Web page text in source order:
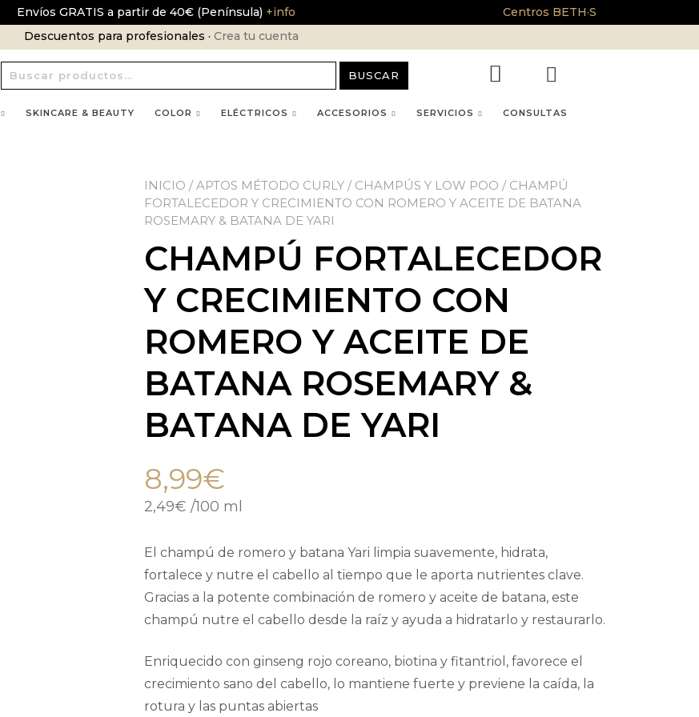
Envíos GRATIS a partir de 40€ (Península) +info
Centros BETH·S
Descuentos para profesionales · Crea tu cuenta
Buscar
por:
BUSCAR
SKINCARE & BEAUTY COLOR ELÉCTRICOS ACCESORIOS SERVICIOS CONSULTAS
INICIO /APTOS MÉTODO CURLY / CHAMPÚS Y LOW POO / CHAMPÚ
FORTALECEDOR Y CRECIMIENTO CON ROMERO Y ACEITE DE BATANA
ROSEMARY & BATANA DE YARI
CHAMPÚ FORTALECEDOR
Y CRECIMIENTO CON
ROMERO Y ACEITE DE
BATANA ROSEMARY &
BATANA DE YARI
8,99€
2,49€ /100 ml
El champú de romero y batana Yari limpia suavemente, hidrata,
fortalece y nutre el cabello al tiempo que le aporta nutrientes clave.
Gracias a la potente combinación de romero y aceite de batana, este
champú nutre el cabello desde la raíz y ayuda a hidratarlo y restaurarlo.
Enriquecido con ginseng rojo coreano, biotina y fitantriol, favorece el
crecimiento sano del cabello, lo mantiene fuerte y previene la caída, la
rotura y las puntas abiertas